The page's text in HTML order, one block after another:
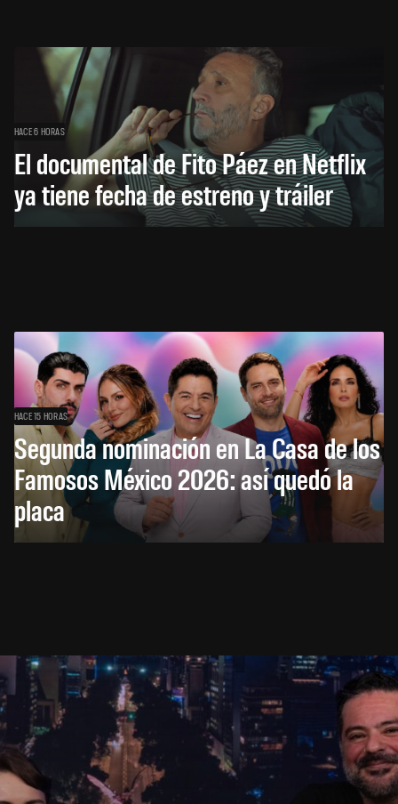
HACE 6 HORAS
El documental de Fito Páez en Netflix
ya tiene fecha de estreno y tráiler
HACE 15 HORAS
Segunda nominación en La Casa de los
Famosos México 2026: así quedó la
placa